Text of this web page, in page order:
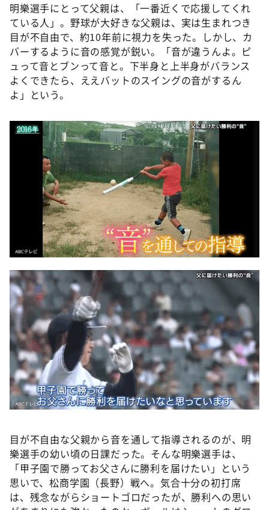
明樂選手にとって父親は、「一番近くで応援してくれ
ている人」。野球が大好きな父親は、実は生まれつき
目が不自由で、約10年前に視力を失った。しかし、カ
バーするように音の感覚が鋭い。「音が違うんよ。ピ
ュって音とブンって音と。下半身と上半身がバランス
よくできたら、ええバットのスイングの音がするん
よ」という。
目が不自由な父親から音を通して指導されるのが、明
樂選手の幼い頃の日課だった。そんな明樂選手は、
「甲子園で勝ってお父さんに勝利を届けたい」という
思いで、松商学園（長野）戦へ。気合十分の初打席
は、残念ながらショートゴロだったが、勝利への思い